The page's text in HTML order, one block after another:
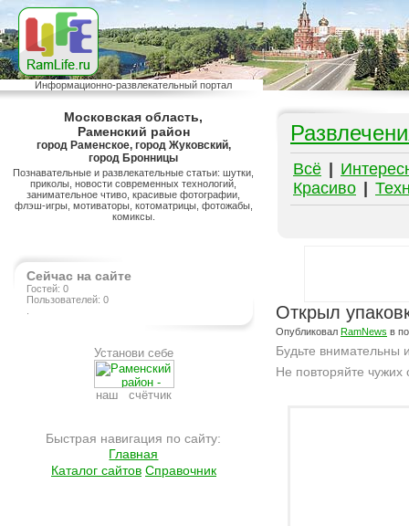
Информационно-развлекательный портал
Московская область,
Раменский район
город Раменское, город Жуковский,
город Бронницы
Познавательные и развлекательные статьи: шутки,
приколы, новости современных технологий,
занимательное чтиво, красивые фотографии,
флэш-игры, мотиваторы, котоматрицы, фотожабы,
комиксы.
Сейчас на сайте
Гостей: 0
Пользователей: 0
Установи себе
наш счётчик
Быстрая навигация по сайту:
Главная
Каталог сайтов Справочник
Всё
Красиво
Открыл
Опубликовал RamNews в
Будьте внимательны
Не повторяйте чужих